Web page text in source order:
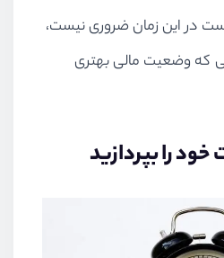
در این زمان ضروری نیست،
که وضعیت مالی بهتری